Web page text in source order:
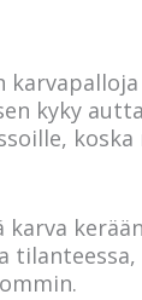
karvapalloja
kyky
karva